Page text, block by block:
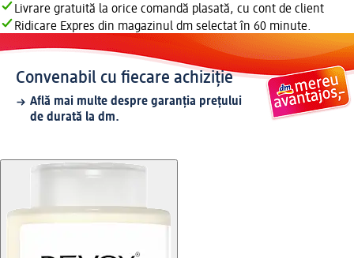
Livrare gratuită la orice comandă plasată, cu cont de client
Ridicare Expres din magazinul dm selectat în 60 minute.
Convenabil cu fiecare achiziție
Află mai multe despre garanția prețului
de durată la dm.